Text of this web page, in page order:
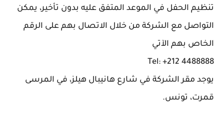
تنظيم الحفل في الموعد المتفق عليه بدون تأخير، يمكن
التواصل مع الشركة من خلال الاتصال بهم على الرقم
الخاص بهم الآتي
Tel: +212 4488888
يوجد مقر الشركة في شارع هانيبال هيلز، في المرسى
قمرت، تونس.